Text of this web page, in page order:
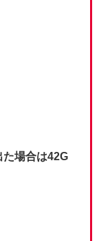
た場合は42G